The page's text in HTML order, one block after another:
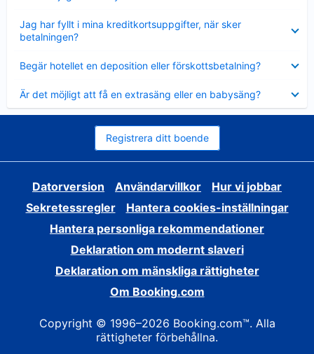
Jag har fyllt i mina kreditkortsuppgifter, när sker
betalningen?
mindre
Begär hotellet en deposition eller förskottsbetalning?
mindre
Är det möjligt att få en extrasäng eller en babysäng?
mindre
Registrera ditt boende
Datorversion Användarvillkor
Hur vi jobbar
Sekretessregler
Hantera cookies-inställningar
Hantera personliga rekommendationer
Deklaration om modernt slaveri
Deklaration om mänskliga rättigheter
Om Booking.com
Copyright © 1996–2026 Booking.com™. Alla
rättigheter förbehållna.